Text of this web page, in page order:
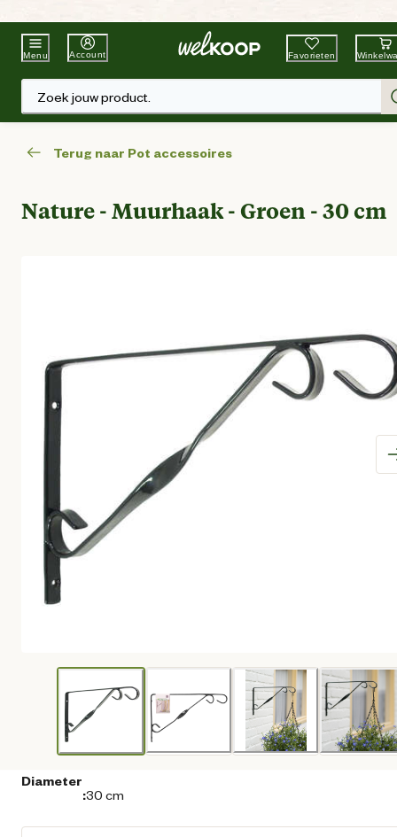
Beste WinkelketenTuin & Dier
Menu Account Favorieten
Zoek jouw product.
Terug naar Pot accessoires
Nature - Muurhaak - Groen - 30 cm
Diameter
:30 cm